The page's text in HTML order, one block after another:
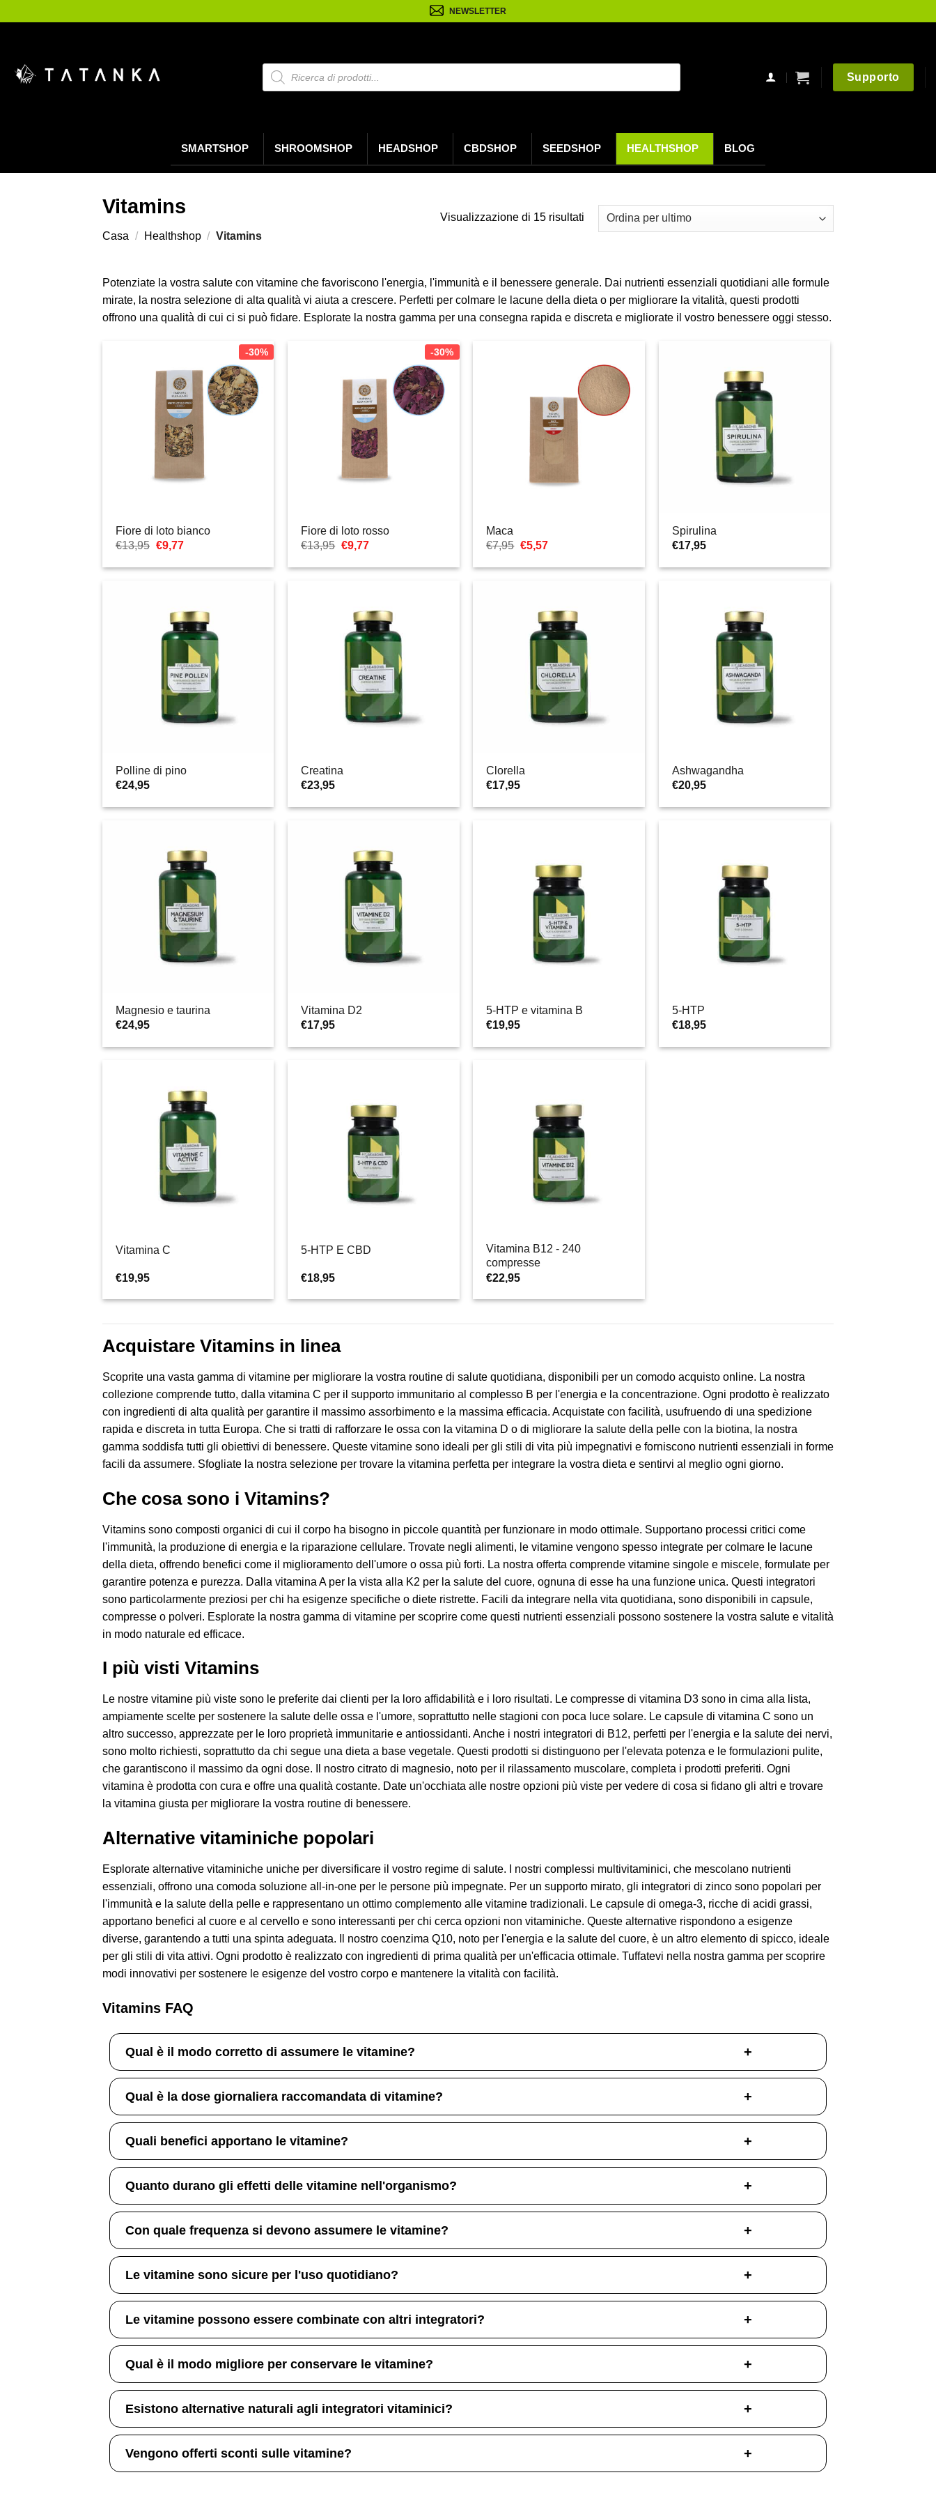
ai
NEWSLETTER
Ricerca
prodotti
Supporto
SMARTSHOP SHROOMSHOP HEADSHOP CBDSHOP SEEDSHOP HEALTHSHOP BLOG
Vitamins
Casa / Healthshop / Vitamins
Visualizzazione di 15 risultatiOrdina
più
recente
Potenziate la vostra salute con vitamine che favoriscono l'energia, l'immunità e il benessere generale. Dai nutrienti essenziali quotidiani alle formule
mirate, la nostra selezione di alta qualità vi aiuta a crescere. Perfetti per colmare le lacune della dieta o per migliorare la vitalità, questi prodotti
offrono una qualità di cui ci si può fidare. Esplorate la nostra gamma per una consegna rapida e discreta e migliorate il vostro benessere oggi stesso.
-30%
Fiore di loto bianco
€13,95 Il
originale
€9,77Il
attuale
-30%
Fiore di loto rosso
€13,95 Il
originale
€9,77Il
attuale
Maca
€7,95 Il
originale
€5,57Il
attuale
Spirulina
€17,95
Polline di pino
€24,95
Creatina
€23,95
Clorella
€17,95
Ashwagandha
€20,95
Magnesio e taurina
€24,95
Vitamina D2
€17,95
5-HTP e vitamina B
€19,95
5-HTP
€18,95
Vitamina C
€19,95
5-HTP E CBD
€18,95
Vitamina B12 - 240
compresse
€22,95
Acquistare Vitamins in linea
Scoprite una vasta gamma di vitamine per migliorare la vostra routine di salute quotidiana, disponibili per un comodo acquisto online. La nostra
collezione comprende tutto, dalla vitamina C per il supporto immunitario al complesso B per l'energia e la concentrazione. Ogni prodotto è realizzato
con ingredienti di alta qualità per garantire il massimo assorbimento e la massima efficacia. Acquistate con facilità, usufruendo di una spedizione
rapida e discreta in tutta Europa. Che si tratti di rafforzare le ossa con la vitamina D o di migliorare la salute della pelle con la biotina, la nostra
gamma soddisfa tutti gli obiettivi di benessere. Queste vitamine sono ideali per gli stili di vita più impegnativi e forniscono nutrienti essenziali in forme
facili da assumere. Sfogliate la nostra selezione per trovare la vitamina perfetta per integrare la vostra dieta e sentirvi al meglio ogni giorno.
Che cosa sono i Vitamins?
Vitamins sono composti organici di cui il corpo ha bisogno in piccole quantità per funzionare in modo ottimale. Supportano processi critici come
l'immunità, la produzione di energia e la riparazione cellulare. Trovate negli alimenti, le vitamine vengono spesso integrate per colmare le lacune
della dieta, offrendo benefici come il miglioramento dell'umore o ossa più forti. La nostra offerta comprende vitamine singole e miscele, formulate per
garantire potenza e purezza. Dalla vitamina A per la vista alla K2 per la salute del cuore, ognuna di esse ha una funzione unica. Questi integratori
sono particolarmente preziosi per chi ha esigenze specifiche o diete ristrette. Facili da integrare nella vita quotidiana, sono disponibili in capsule,
compresse o polveri. Esplorate la nostra gamma di vitamine per scoprire come questi nutrienti essenziali possono sostenere la vostra salute e vitalità
in modo naturale ed efficace.
I più visti Vitamins
Le nostre vitamine più viste sono le preferite dai clienti per la loro affidabilità e i loro risultati. Le compresse di vitamina D3 sono in cima alla lista,
ampiamente scelte per sostenere la salute delle ossa e l'umore, soprattutto nelle stagioni con poca luce solare. Le capsule di vitamina C sono un
altro successo, apprezzate per le loro proprietà immunitarie e antiossidanti. Anche i nostri integratori di B12, perfetti per l'energia e la salute dei nervi,
sono molto richiesti, soprattutto da chi segue una dieta a base vegetale. Questi prodotti si distinguono per l'elevata potenza e le formulazioni pulite,
che garantiscono il massimo da ogni dose. Il nostro citrato di magnesio, noto per il rilassamento muscolare, completa i prodotti preferiti. Ogni
vitamina è prodotta con cura e offre una qualità costante. Date un'occhiata alle nostre opzioni più viste per vedere di cosa si fidano gli altri e trovare
la vitamina giusta per migliorare la vostra routine di benessere.
Alternative vitaminiche popolari
Esplorate alternative vitaminiche uniche per diversificare il vostro regime di salute. I nostri complessi multivitaminici, che mescolano nutrienti
essenziali, offrono una comoda soluzione all-in-one per le persone più impegnate. Per un supporto mirato, gli integratori di zinco sono popolari per
l'immunità e la salute della pelle e rappresentano un ottimo complemento alle vitamine tradizionali. Le capsule di omega-3, ricche di acidi grassi,
apportano benefici al cuore e al cervello e sono interessanti per chi cerca opzioni non vitaminiche. Queste alternative rispondono a esigenze
diverse, garantendo a tutti una spinta adeguata. Il nostro coenzima Q10, noto per l'energia e la salute del cuore, è un altro elemento di spicco, ideale
per gli stili di vita attivi. Ogni prodotto è realizzato con ingredienti di prima qualità per un'efficacia ottimale. Tuffatevi nella nostra gamma per scoprire
modi innovativi per sostenere le esigenze del vostro corpo e mantenere la vitalità con facilità.
Vitamins FAQ
Qual è il modo corretto di assumere le vitamine?
Qual è la dose giornaliera raccomandata di vitamine?
Quali benefici apportano le vitamine?
Quanto durano gli effetti delle vitamine nell'organismo?
Con quale frequenza si devono assumere le vitamine?
Le vitamine sono sicure per l'uso quotidiano?
Le vitamine possono essere combinate con altri integratori?
Qual è il modo migliore per conservare le vitamine?
Esistono alternative naturali agli integratori vitaminici?
Vengono offerti sconti sulle vitamine?